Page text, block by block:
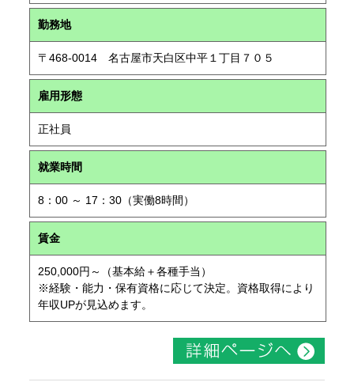
勤務地
〒468-0014 名古屋市天白区中平１丁目７０５
雇用形態
正社員
就業時間
8：00 ～ 17：30（実働8時間）
賃金
250,000円～（基本給＋各種手当）
※経験・能力・保有資格に応じて決定。資格取得により
年収UPが見込めます。